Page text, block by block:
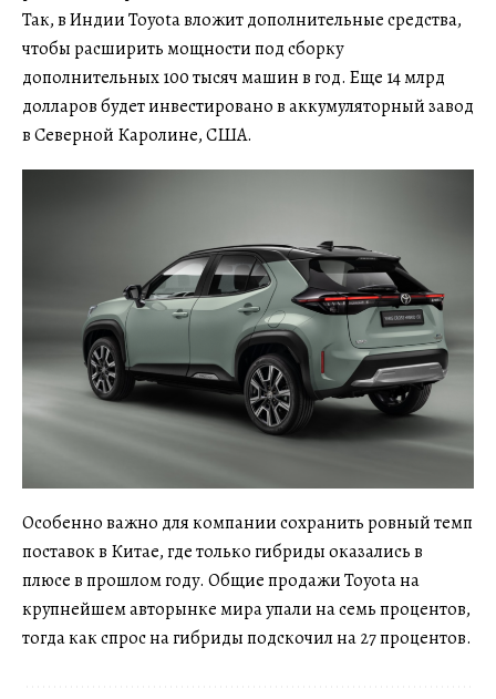
Так, в Индии Toyota вложит дополнительные средства,
чтобы расширить мощности под сборку
дополнительных 100 тысяч машин в год. Еще 14 млрд
долларов будет инвестировано в аккумуляторный завод
в Северной Каролине, США.
Особенно важно для компании сохранить ровный темп
поставок в Китае, где только гибриды оказались в
плюсе в прошлом году. Общие продажи Toyota на
крупнейшем авторынке мира упали на семь процентов,
тогда как спрос на гибриды подскочил на 27 процентов.